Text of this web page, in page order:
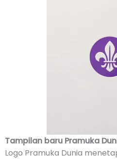
Tampilan baru Pramuka
Logo Pramuka Dunia